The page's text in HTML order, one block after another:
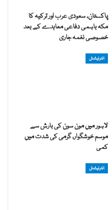
پاکستان، سعودی عرب اور ترکیہ کا
مکہ باہمی دفاعی معاہدے کے بعد
خصوصی نغمہ جاری
انٹرنیشنل
لاہور میں مون سون کی بارش سے
موسم خوشگوار، گرمی کی شدت میں
کمی
انٹرنیشنل